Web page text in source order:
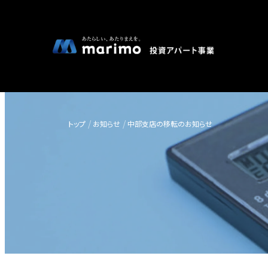
トップ お知らせ 中部支店の移転のお知らせ